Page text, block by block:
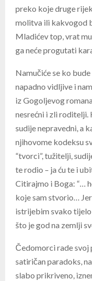
preko koje druge
molitva ili kakvogod
Mladićev top, vrat
ga neće progutati
Namučiće se ko
napadno vidljive i
iz Gogoljevog
nesrećni i zli roditelji.
sudije nepravedni, a
njihovome kodeksu
“tvorci”, tužitelji,
te rodio – ja ću te i
Citirajmo i Boga: “…
koje sam stvorio…
istrijebim svako tijelo
što je god na zemlji
Čedomorci rade svoj
satiričan paradoks,
slabo prikriveno,